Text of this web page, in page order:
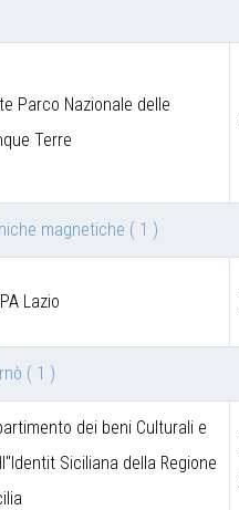
Parco Nazionale delle
Terre
magnetiche ( 1 )
Lazio
( 1 )
dei beni Culturali e
Siciliana della Regione